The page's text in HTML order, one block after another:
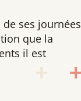
ses journées
que la
il est